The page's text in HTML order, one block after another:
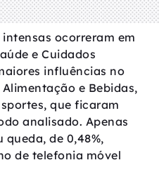
ocorreram em
e Cuidados
influências no
e Bebidas,
que ficaram
analisado. Apenas
de 0,48%,
de telefonia móvel